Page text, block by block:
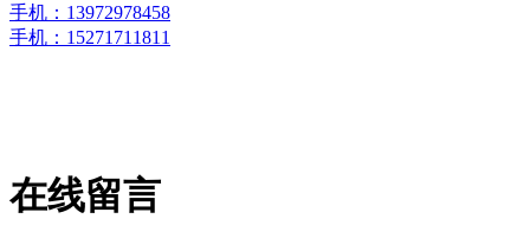
手机：13972978458
手机：15271711811
在线留言